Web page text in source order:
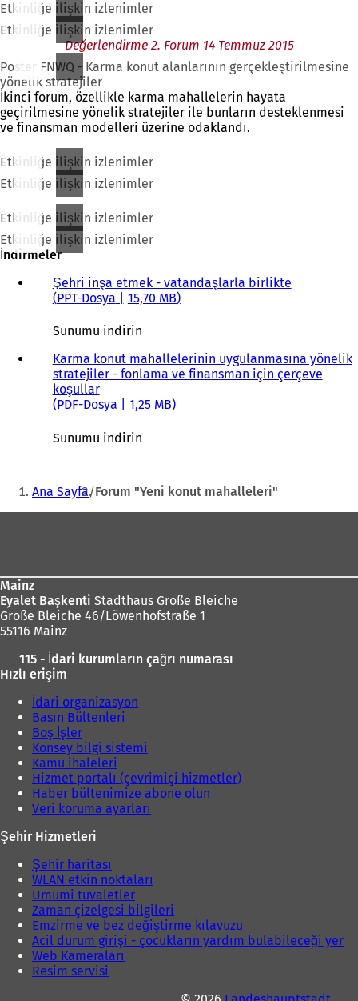
Etkinliğe ilişkin izlenimler
Etkinliğe ilişkin izlenimler
Değerlendirme 2. Forum 14 Temmuz 2015
Poster FNWQ - Karma konut alanlarının gerçekleştirilmesine
yönelik stratejiler
İkinci forum, özellikle karma mahallelerin hayata
geçirilmesine yönelik stratejiler ile bunların desteklenmesi
ve finansman modelleri üzerine odaklandı.
Etkinliğe ilişkin izlenimler
Etkinliğe ilişkin izlenimler
Etkinliğe ilişkin izlenimler
Etkinliğe ilişkin izlenimler
İndirmeler
Şehri inşa etmek - vatandaşlarla birlikte
PPT-Dosya
15,70 MB
Sunumu indirin
Karma konut mahallelerinin uygulanmasına yönelik
stratejiler - fonlama ve finansman için çerçeve
koşullar
PDF-Dosya 1,25 MB
Sunumu indirin
Buradasınız:
Ana Sayfa Forum "Yeni konut mahalleleri"
Mainz
Eyalet Başkenti Stadthaus Große Bleiche
Große Bleiche 46/Löwenhofstraße 1
55116 Mainz
115 - İdari kurumların çağrı numarası
Hızlı erişim
İdari organizasyon
Basın Bültenleri
Boş İşler
Konsey bilgi sistemi
Kamu ihaleleri
Hizmet portalı (çevrimiçi hizmetler)
Haber bültenimize abone olun
Veri koruma ayarları
Şehir Hizmetleri
Şehir haritası
WLAN etkin noktaları
Umumi tuvaletler
Zaman çizelgesi bilgileri
Emzirme ve bez değiştirme kılavuzu
Acil durum girişi - çocukların yardım bulabileceği yer
Web Kameraları
Resim servisi